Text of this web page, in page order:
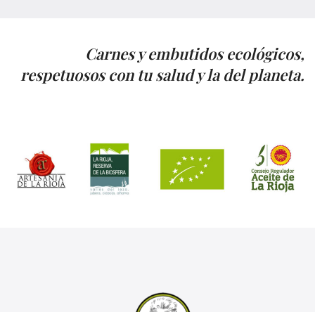
Carnes y embutidos ecológicos,
respetuosos con tu salud y la del planeta.